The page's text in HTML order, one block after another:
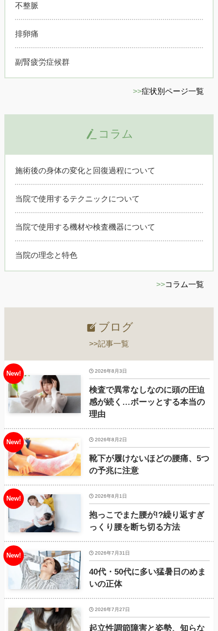
不整脈
排卵痛
副腎疲労症候群
>>症状別ページ一覧
コラム
施術後の身体の変化と回復過程について
当院で使用するテクニックについて
当院で使用する機材や検査機器について
当院の理念と特色
>>コラム一覧
ブログ
>>記事一覧
検査で異常なしなのに頭の圧迫
感が続く…ボーッとする本当の
理由
2026年8月3日
靴下が履けないほどの腰痛、5つ
の予兆に注意
2026年8月2日
抱っこでまた腰が!?繰り返すぎ
っくり腰を断ち切る方法
2026年8月1日
40代・50代に多い猛暑日のめま
いの正体
2026年7月31日
起立性調節障害と姿勢、知らな
2026年7月27日